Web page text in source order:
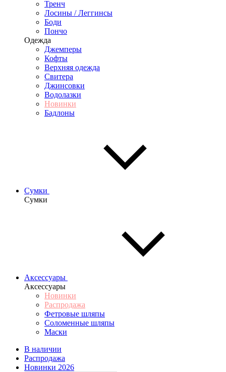
Тренч
Лосины / Леггинсы
Боди
Пончо
Одежда
Джемперы
Кофты
Верхняя одежда
Свитера
Джинсовки
Водолазки
Новинки
Бадлоны
Сумки
Сумки
Аксессуары
Аксессуары
Новинки
Распродажа
Фетровые шляпы
Соломенные шляпы
Маски
В наличии
Распродажа
Новинки 2026